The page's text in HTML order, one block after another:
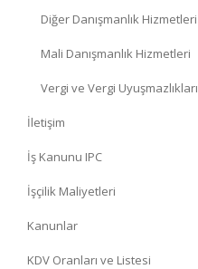
Diğer Danışmanlık Hizmetleri
Mali Danışmanlık Hizmetleri
Vergi ve Vergi Uyuşmazlıkları
İletişim
İş Kanunu IPC
İşçilik Maliyetleri
Kanunlar
KDV Oranları ve Listesi